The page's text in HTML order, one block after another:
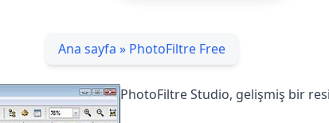
Ana sayfa » PhotoFiltre Free
PhotoFiltre Studio, gelişmiş bir